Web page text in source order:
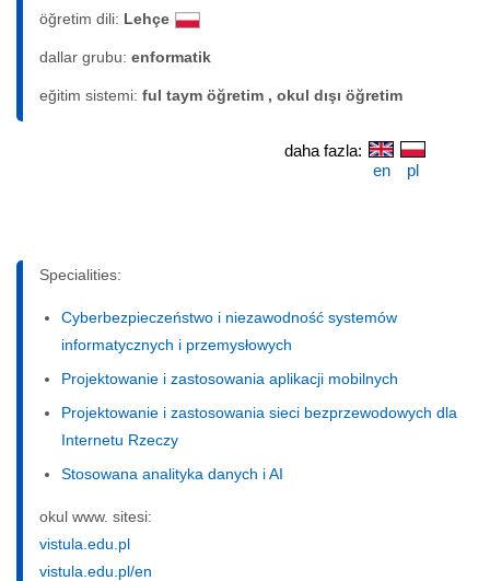
öğretim dili: Lehçe
dallar grubu: enformatik
eğitim sistemi: ful taym öğretim , okul dışı öğretim
daha fazla:
en
pl
Specialities:
Cyberbezpieczeństwo i niezawodność systemów
informatycznych i przemysłowych
Projektowanie i zastosowania aplikacji mobilnych
Projektowanie i zastosowania sieci bezprzewodowych dla
Internetu Rzeczy
Stosowana analityka danych i AI
okul www. sitesi:
vistula.edu.pl
vistula.edu.pl/en